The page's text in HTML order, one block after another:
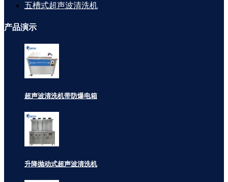
五槽式超声波清洗机
产品演示
超声波清洗机带防爆电箱
升降抛动式超声波清洗机